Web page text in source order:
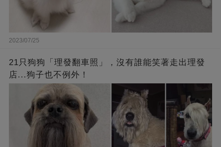
2023/07/25
21只狗狗「理發翻車照」，沒有誰能笑著走出理發
店...狗子也不例外！